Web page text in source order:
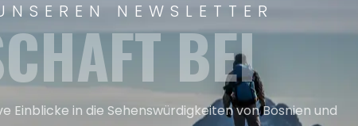
NEWSLETTER
BEI
Einblicke in die Sehenswürdigkeiten von Bosnien und